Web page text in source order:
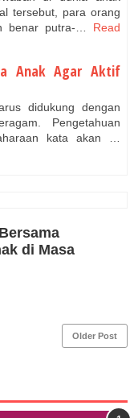
tersebut, para orang
benar putra-…
Read
Anak Agar Aktif
didukung dengan
Pengetahuan
kata akan …
di Masa
Older Post